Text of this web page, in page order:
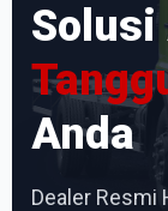
Solusi
Anda
Dealer Resmi